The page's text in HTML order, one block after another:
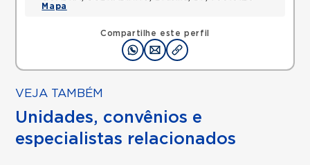
Compartilhe este perfil
Mapa
VEJA TAMBÉM
Unidades, convênios e
especialistas relacionados